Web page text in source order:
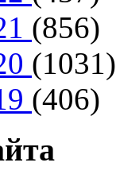
(856)
(1031)
(406)